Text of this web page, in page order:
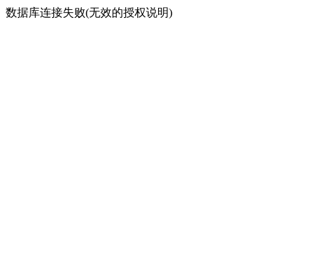
数据库连接失败(无效的授权说明)